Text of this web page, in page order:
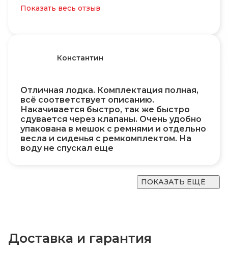
Показать весь отзыв
Константин
Отличная лодка. Комплектация полная,
всё соответствует описанию.
Накачивается быстро, так же быстро
сдувается через клапаны. Очень удобно
упакована в мешок с ремнями и отдельно
весла и сиденья с ремкомплектом. На
воду не спускал еще
ПОКАЗАТЬ ЕЩЁ
Доставка и гарантия